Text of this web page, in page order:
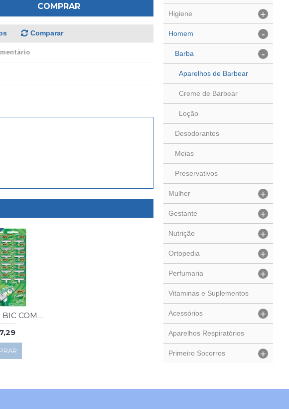
Higiene +
Homem -
Barba -
Aparelhos de Barbear
Creme de Barbear
Loção
Desodorantes
Meias
Preservativos
Mulher +
Gestante +
Nutrição +
Ortopedia +
Perfumaria +
Vitaminas e Suplementos
Acessórios +
Aparelhos Respiratórios
Primeiro Socorros +
COMPRAR
Comparar
APAR BARB BIC COMFORT TWIN SENSIV C/24